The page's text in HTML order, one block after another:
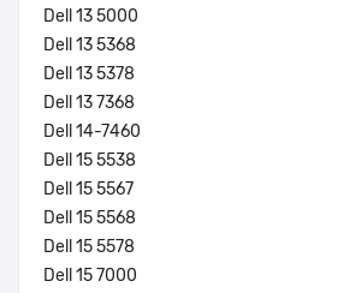
Dell 13 5000
Dell 13 5368
Dell 13 5378
Dell 13 7368
Dell 14-7460
Dell 15 5538
Dell 15 5567
Dell 15 5568
Dell 15 5578
Dell 15 7000